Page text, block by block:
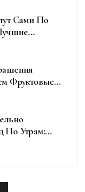
Сами По
Для
Фруктовые
По Утрам: